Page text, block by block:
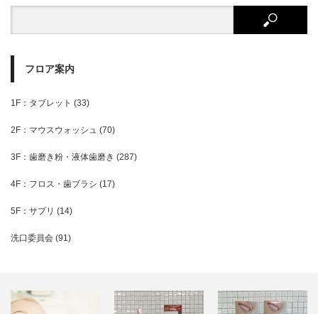
フロア案内
1F：タブレット (33)
2F：マウスウォッシュ (70)
3F：歯磨き粉・液体歯磨き (287)
4F：フロス・歯ブラシ (17)
5F：サプリ (14)
洗口委員会 (91)